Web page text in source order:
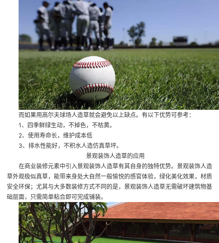
而如果用高尔夫球场人造草就会避免以上缺点。有以下优势可参考：
1、四季鲜绿生动，不掉色，不枯黄。
2、使用寿命长，维护成本低
3、排水性能好，不积水人造仿真草坪。
景观装饰人造草的应用
在商业装修元素中引入景观装饰人造草有其自身的独特优势。景观装饰人造
草外观极似真草，能带来身处大自然一般愉悦的感官体验，绿化美化效果，材质
安全环保；尤其与大多数装修方式不同的是，景观装饰人造草无需破坏建筑物基
础层面，只需简单粘合即可完成铺装。